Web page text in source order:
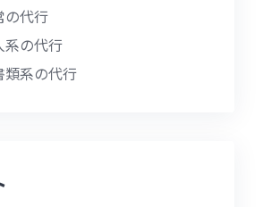
の代行
系の代行
類系の代行